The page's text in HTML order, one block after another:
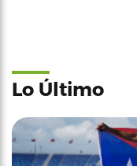
Lo Último